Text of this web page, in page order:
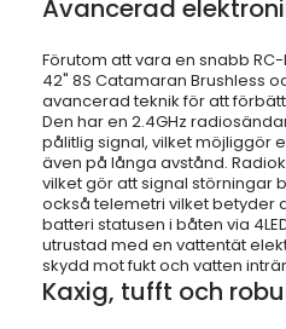
Avancerad
Förutom att vara en snabb
42" 8S Catamaran Brushless
avancerad teknik för att
Den har en 2.4GHz
pålitlig signal, vilket möjliggör
även på långa avstånd.
vilket gör att signal störningar
också telemetri vilket betyder
batteri statusen i båten via
utrustad med en vattentät
skydd mot fukt och vatten
Kaxig, tufft och